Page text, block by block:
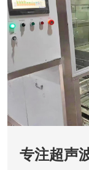
专注超声